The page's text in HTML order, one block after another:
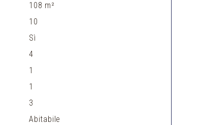
108 m²
10
Sì
4
1
1
3
Abitabile